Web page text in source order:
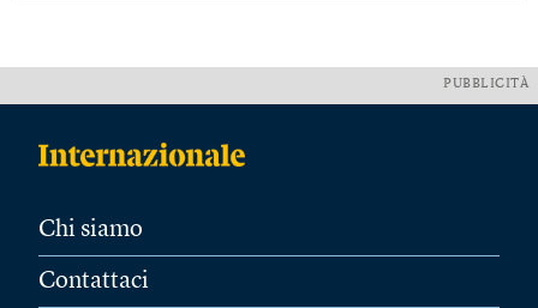
PUBBLICITÀ
Chi siamo
Contattaci